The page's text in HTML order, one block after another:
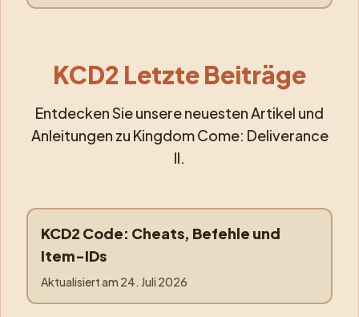
KCD2 Letzte Beiträge
Entdecken Sie unsere neuesten Artikel und
Anleitungen zu Kingdom Come: Deliverance
II.
code
KCD2 Code: Cheats, Befehle und
Item-IDs
Aktualisiert am 24. Juli 2026